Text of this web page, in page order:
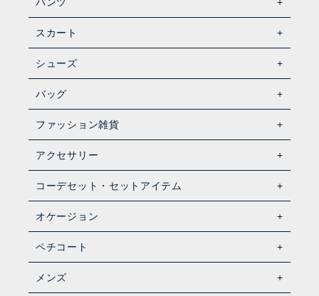
パンツ
スカート
シューズ
バッグ
ファッション雑貨
アクセサリー
コーデセット・セットアイテム
オケージョン
ペチコート
メンズ